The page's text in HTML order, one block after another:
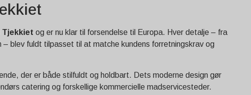
Tjekkiet og er nu klar til forsendelse til Europa. Hver detalje – fra
blev fuldt tilpasset til at matche kundens forretningskrav og
der er både stilfuldt og holdbart. Dets moderne design gør
catering og forskellige kommercielle madservicesteder.